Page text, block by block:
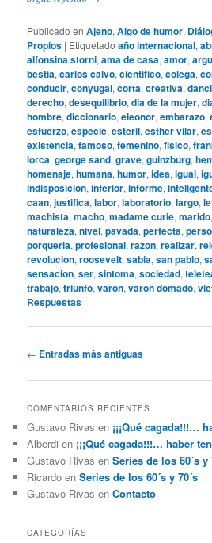
Publicado en Ajeno,Algo de humor,
Propios | Etiquetado año internacional,
alfonsina storni,ama de casa,amor,
bestia,carlos calvo,cientifico,colega,
conducir,conyugal,corta,creativa,
derecho,desequilibrio,dia de la mujer,
hombre,diccionario,eleonor,embarazo,
esfuerzo,especie,esteril,esther vilar,
existencia,famoso,femenino,fisico,
lorca,george sand,grave,guinzburg,
homenaje,humana,humor,idea,igual,
indisposicion,inferior,informe,
caan,justifica,labor,laboratorio,largo,
machista,macho,madame curie,marido
naturaleza,nivel,pavada,perfecta,
porqueria,profesional,razon,realizar,
revolucion,roosevelt,sabia,san pablo,
sensacion,ser,sintoma,sociedad,
trabajo,triunfo,varon,varon domado,
Respuestas
Navegación
entradas
← Entradas más antiguas
COMENTARIOS RECIENTES
Gustavo Rivas en ¡¡¡Qué cagada!!!…
Alberdi en ¡¡¡Qué cagada!!!… haber
Gustavo Rivas enSeries de los 60´s y
Ricardo enSeries de los 60´s y 70´s
Gustavo Rivas enContacto
CATEGORÍAS